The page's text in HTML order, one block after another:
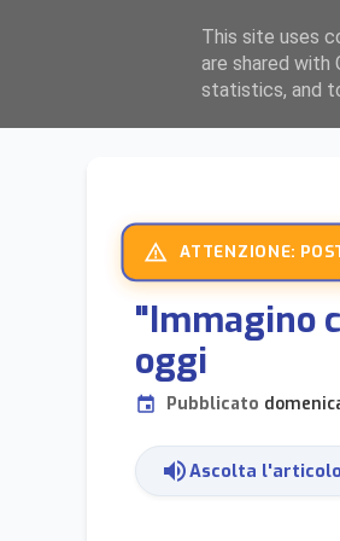
ocolariL
BERGAMO, BRESCIA,
warning_amber ATTENZIONE:
"Immagino
oggi
event Pubblicato
volume_upAscolta l'articolo
This site uses
are shared with
statistics, and